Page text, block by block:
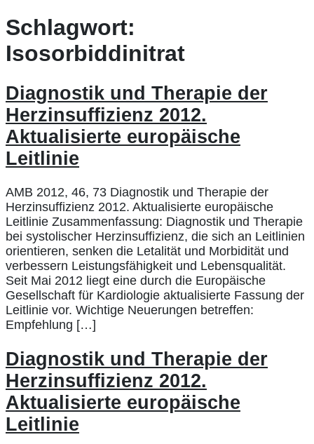
Schlagwort:
Isosorbiddinitrat
Diagnostik und Therapie der
Herzinsuffizienz 2012.
Aktualisierte europäische
Leitlinie
AMB 2012, 46, 73 Diagnostik und Therapie der
Herzinsuffizienz 2012. Aktualisierte europäische
Leitlinie Zusammenfassung: Diagnostik und Therapie
bei systolischer Herzinsuffizienz, die sich an Leitlinien
orientieren, senken die Letalität und Morbidität und
verbessern Leistungsfähigkeit und Lebensqualität.
Seit Mai 2012 liegt eine durch die Europäische
Gesellschaft für Kardiologie aktualisierte Fassung der
Leitlinie vor. Wichtige Neuerungen betreffen:
Empfehlung […]
Diagnostik und Therapie der
Herzinsuffizienz 2012.
Aktualisierte europäische
Leitlinie